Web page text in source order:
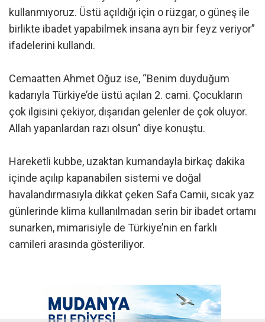
kullanmıyoruz. Üstü açıldığı için o rüzgar, o güneş ile
birlikte ibadet yapabilmek insana ayrı bir feyz veriyor”
ifadelerini kullandı.
Cemaatten Ahmet Oğuz ise, “Benim duyduğum
kadarıyla Türkiye’de üstü açılan 2. cami. Çocukların
çok ilgisini çekiyor, dışarıdan gelenler de çok oluyor.
Allah yapanlardan razı olsun” diye konuştu.
Hareketli kubbe, uzaktan kumandayla birkaç dakika
içinde açılıp kapanabilen sistemi ve doğal
havalandırmasıyla dikkat çeken Safa Camii, sıcak yaz
günlerinde klima kullanılmadan serin bir ibadet ortamı
sunarken, mimarisiyle de Türkiye’nin en farklı
camileri arasında gösteriliyor.